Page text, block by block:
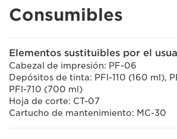
Consumibles
Elementos sustituibles por el
Cabezal de impresión: PF-06
Depósitos de tinta: PFl-110 (160 ml),
PFl-710 (700 ml)
Hoja de corte: CT-07
Cartucho de mantenimiento: MC-30